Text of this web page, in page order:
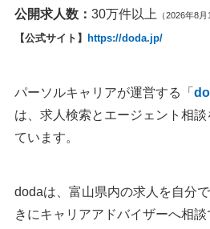
公開求人数： 30万件以上 （2026年8月
【公式サイト】 https://doda.jp/
パーソルキャリアが運営する「
は、求人検索とエージェント相
ています。
dodaは、富山県内の求人を自分
きにキャリアアドバイザーへ相